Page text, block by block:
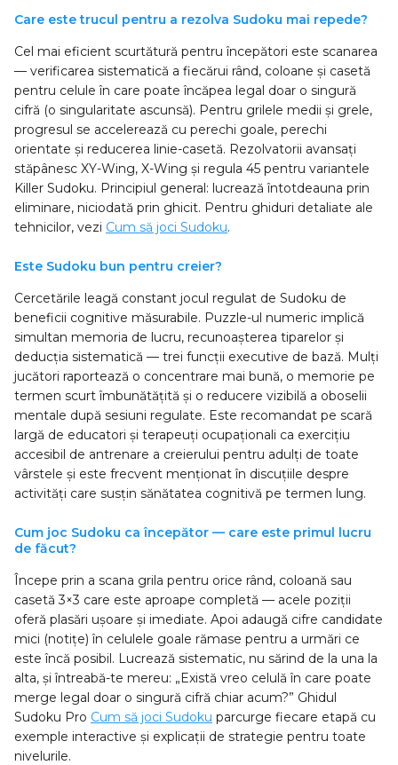
Care este trucul pentru a rezolva Sudoku mai repede?
Cel mai eficient scurtătură pentru începători este scanarea
— verificarea sistematică a fiecărui rând, coloane și casetă
pentru celule în care poate încăpea legal doar o singură
cifră (o singularitate ascunsă). Pentru grilele medii și grele,
progresul se accelerează cu perechi goale, perechi
orientate și reducerea linie-casetă. Rezolvatorii avansați
stăpânesc XY-Wing, X-Wing și regula 45 pentru variantele
Killer Sudoku. Principiul general: lucrează întotdeauna prin
eliminare, niciodată prin ghicit. Pentru ghiduri detaliate ale
tehnicilor, vezi Cum să joci Sudoku.
Este Sudoku bun pentru creier?
Cercetările leagă constant jocul regulat de Sudoku de
beneficii cognitive măsurabile. Puzzle-ul numeric implică
simultan memoria de lucru, recunoașterea tiparelor și
deducția sistematică — trei funcții executive de bază. Mulți
jucători raportează o concentrare mai bună, o memorie pe
termen scurt îmbunătățită și o reducere vizibilă a oboselii
mentale după sesiuni regulate. Este recomandat pe scară
largă de educatori și terapeuți ocupaționali ca exercițiu
accesibil de antrenare a creierului pentru adulți de toate
vârstele și este frecvent menționat în discuțiile despre
activități care susțin sănătatea cognitivă pe termen lung.
Cum joc Sudoku ca începător — care este primul lucru
de făcut?
Începe prin a scana grila pentru orice rând, coloană sau
casetă 3×3 care este aproape completă — acele poziții
oferă plasări ușoare și imediate. Apoi adaugă cifre candidate
mici (notițe) în celulele goale rămase pentru a urmări ce
este încă posibil. Lucrează sistematic, nu sărind de la una la
alta, și întreabă-te mereu: „Există vreo celulă în care poate
merge legal doar o singură cifră chiar acum?” Ghidul
Sudoku Pro Cum să joci Sudoku parcurge fiecare etapă cu
exemple interactive și explicații de strategie pentru toate
nivelurile.